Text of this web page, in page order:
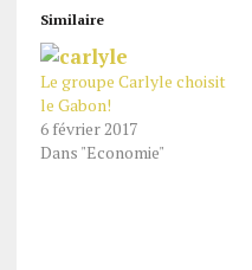
Similaire
Le groupe Carlyle choisit
le Gabon!
6 février 2017
Dans "Economie"